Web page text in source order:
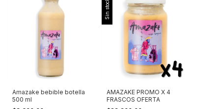
Amazake bebible botella
500 ml
Sin stock
AMAZAKE PROMO X 4
FRASCOS OFERTA